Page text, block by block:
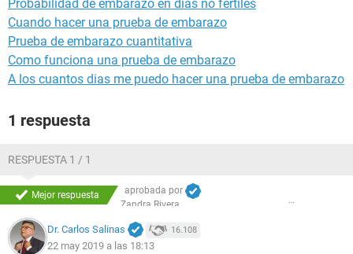
Probabilidad de embarazo en dias no fertiles
Cuando hacer una prueba de embarazo
Prueba de embarazo cuantitativa
Como funciona una prueba de embarazo
A los cuantos dias me puedo hacer una prueba de embarazo
1 respuesta
RESPUESTA 1 / 1
Mejor respuesta
aprobada por
Zandra Rivera
Dr. Carlos Salinas 16.108
22 may 2019 a las 18:13